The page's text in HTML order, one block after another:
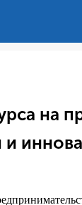
на
и